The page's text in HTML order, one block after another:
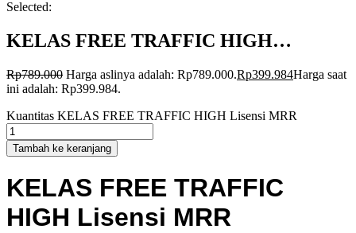
Selected:
KELAS FREE TRAFFIC HIGH…
Rp789.000 Harga aslinya adalah: Rp789.000.Rp399.984Harga saat
ini adalah: Rp399.984.
Kuantitas KELAS FREE TRAFFIC HIGH Lisensi MRR
Tambah ke keranjang
KELAS FREE TRAFFIC
HIGH Lisensi MRR